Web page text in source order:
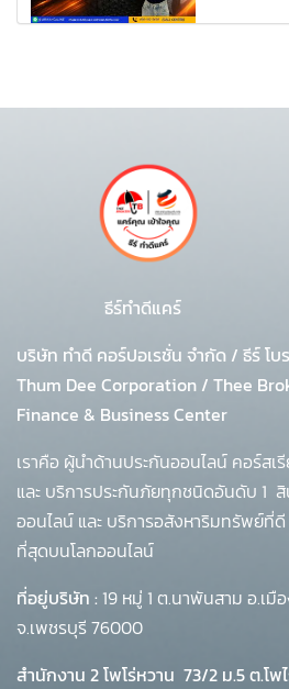
ธีร์ทำดีแคร์
บริษัท ทำดี คอร์ปอเรชั่น จำกัด / ธีร์ โบ
Thum Dee Corporation / Thee
Finance & Business Center
เราคือ ผู้นำด้านประกันออนไลน์ คอร์สเ
และ บริการประกันภัยทุกชนิดอันดับ 1
ออนไลน์ และ บริการอสังหาริมทรัพย์ที่ดี
ที่สุดบนโลกออนไลน์
ที่อยู่บริษัท : 19 หมู่ 1 ต.นาพันสาม อ.เมื
จ.เพชรบุรี 76000
สำนักงาน 2 โพโร่หวาน 73/2 ม.5 ต.โพ